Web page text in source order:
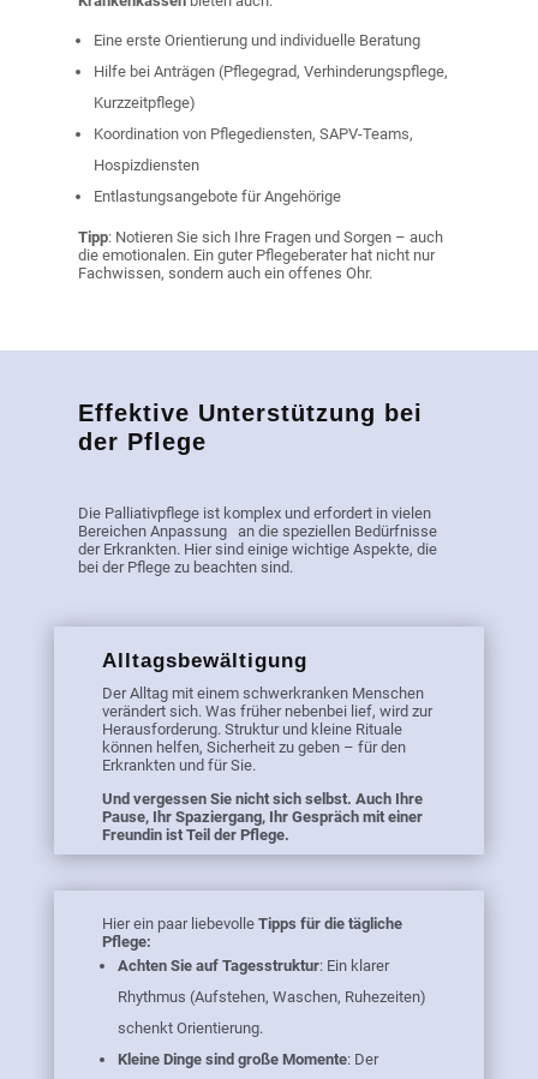
Eine erste Orientierung und individuelle Beratung
Hilfe bei Anträgen (Pflegegrad, Verhinderungspflege,
Kurzzeitpflege)
Koordination von Pflegediensten, SAPV-Teams,
Hospizdiensten
Entlastungsangebote für Angehörige
Tipp: Notieren Sie sich Ihre Fragen und Sorgen – auch
die emotionalen. Ein guter Pflegeberater hat nicht nur
Fachwissen, sondern auch ein offenes Ohr.
Effektive Unterstützung bei
der Pflege
Die Palliativpflege ist komplex und erfordert in vielen
Bereichen Anpassung an die speziellen Bedürfnisse
der Erkrankten. Hier sind einige wichtige Aspekte, die
bei der Pflege zu beachten sind.
Alltagsbewältigung
Der Alltag mit einem schwerkranken Menschen
verändert sich. Was früher nebenbei lief, wird zur
Herausforderung. Struktur und kleine Rituale
können helfen, Sicherheit zu geben – für den
Erkrankten und für Sie.
Und vergessen Sie nicht sich selbst. Auch Ihre
Pause, Ihr Spaziergang, Ihr Gespräch mit einer
Freundin ist Teil der Pflege.
Hier ein paar liebevolle Tipps für die tägliche
Pflege:
Achten Sie auf Tagesstruktur: Ein klarer
Rhythmus (Aufstehen, Waschen, Ruhezeiten)
schenkt Orientierung.
Kleine Dinge sind große Momente: Der